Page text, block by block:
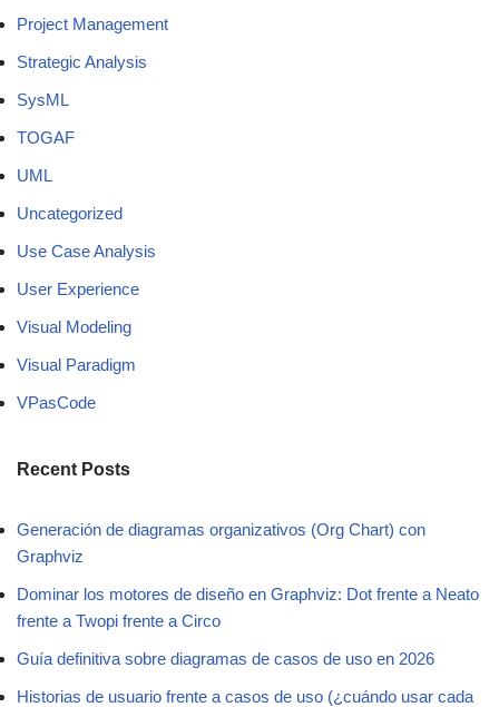
Project Management
Strategic Analysis
SysML
TOGAF
UML
Uncategorized
Use Case Analysis
User Experience
Visual Modeling
Visual Paradigm
VPasCode
Recent Posts
Generación de diagramas organizativos (Org Chart) con
Graphviz
Dominar los motores de diseño en Graphviz: Dot frente a Neato
frente a Twopi frente a Circo
Guía definitiva sobre diagramas de casos de uso en 2026
Historias de usuario frente a casos de uso (¿cuándo usar cada